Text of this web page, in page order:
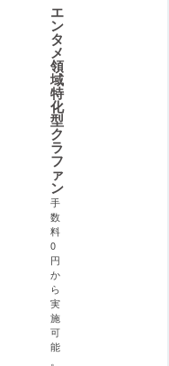
エ
ン
タ
メ
領
域
特
化
型
ク
ラ
フ
ァ
ン
手
数
料
0
円
か
ら
実
施
可
能